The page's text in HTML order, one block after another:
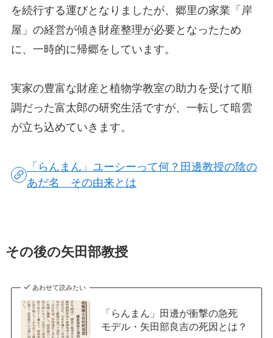
を続行する運びとなりましたが、郷里の家業「岸
屋」の経営が傾き財産整理が必要となったため
に、一時的に帰郷をしています。
実家の豊富な財産と植物学教室の助力を受けて順
調だった富太郎の研究生活ですが、一転して暗雲
が立ち込めていきます。
「らんまん」ユーシーって何？田邊教授の陰の
あだ名 その由来とは
その後の矢田部教授
あわせて読みたい
「らんまん」田邊が衝撃の急死
モデル・矢田部良吉の死因とは？